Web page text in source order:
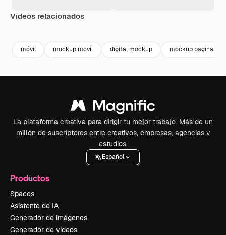
Vídeos relacionados
móvil mockup movil digital mockup mockup pagina
La plataforma creativa para dirigir tu mejor trabajo. Más de un
millón de suscriptores entre creativos, empresas, agencias y
estudios.
Español
Productos
Spaces
Asistente de IA
Generador de imágenes
Generador de vídeos